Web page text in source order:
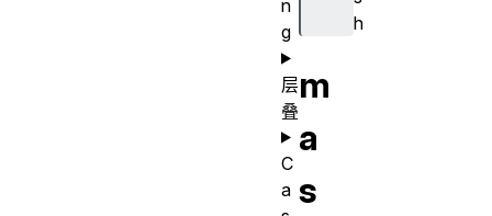
h
m
a
s
n
g
层
叠
C
a